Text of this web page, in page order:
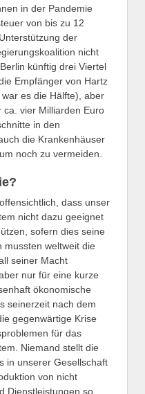
in der Pandemie
von bis zu 12
der
nicht
künftig drei Viertel
Empfänger von Hartz
es die Hälfte), aber
vier Milliarden Euro
in den
die Krankenhäuser
noch zu vermeiden.
dass unser
nicht dazu geeignet
sofern dies seine
mussten weltweit die
seiner Macht
nur für eine kurze
ökonomische
seinerzeit nach dem
gegenwärtige Krise
für das
Niemand stellt die
in unserer Gesellschaft
von nicht
Dienstleistungen so